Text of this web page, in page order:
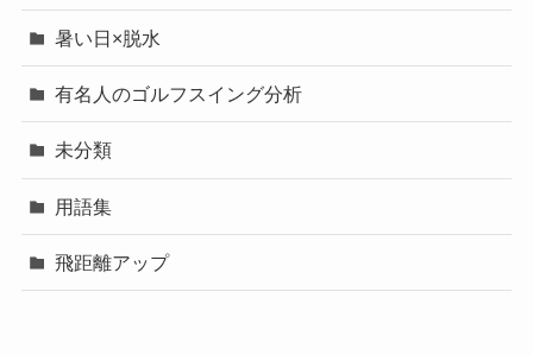
暑い日×脱水
有名人のゴルフスイング分析
未分類
用語集
飛距離アップ